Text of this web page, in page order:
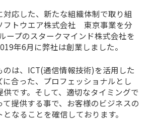
対応した、新たな組織体制で取り組
フトウエア株式会社 東京事業を分
ープのスタークマインド株式会社を
年6月に弊社は創業しました。
のは、ICT(通信情報技術)を活用した
に合った、プロフェッショナルとし
供です。そして、適切なタイミングで
て提供する事で、お客様のビジネスの
なることを確信しております。